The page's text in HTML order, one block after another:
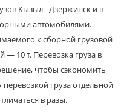
Кызыл - Дзержинск и в
автомобилями.
к сборной грузовой
— 10 т. Перевозка груза в
чтобы сэкономить
груза отдельной
в разы.